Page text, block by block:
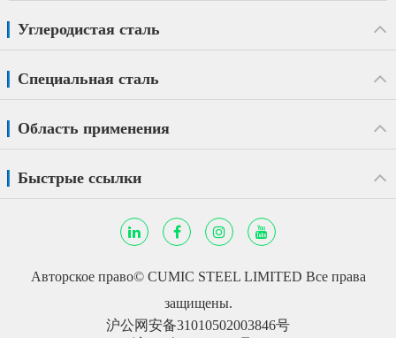
Углеродистая сталь
Специальная сталь
Область применения
Быстрые ссылки
Авторское право© CUMIC STEEL LIMITED Все права
защищены.
沪公网安备31010502003846号